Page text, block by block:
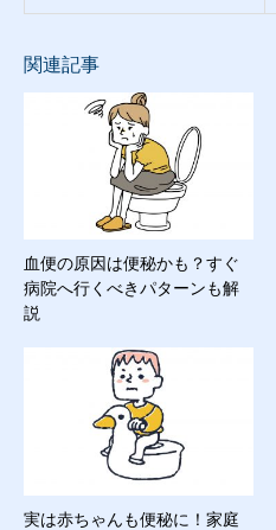
関連記事
血便の原因は便秘かも？すぐ
病院へ行くべきパターンも解
説
実は赤ちゃんも便秘に！家庭